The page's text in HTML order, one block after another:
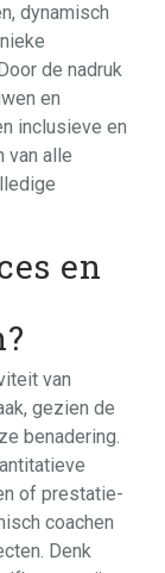
dynamisch
de nadruk
en
inclusieve en
van alle
en
van
gezien de
benadering.
of prestatie-
coachen
Denk